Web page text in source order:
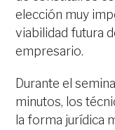
elección muy
viabilidad futura
empresario.
Durante el
minutos, los
la forma jurídica